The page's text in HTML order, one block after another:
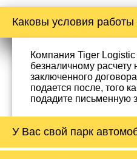
Каковы условия
Компания Tiger Logistic
безналичному расчету
заключенного
подается после, того
подадите письменную
У Вас свой парк